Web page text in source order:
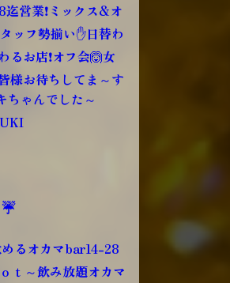
営業❗ミックス&オ
ッフ勢揃い✋日替わ
るお店❗オフ会🙆女
様お待ちしてま～す
ちゃんでした～
めるオカマbar14-28
ｔ～飲み放題オカマ